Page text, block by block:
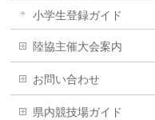
小学生登録ガイド
陸協主催大会案内
お問い合わせ
県内競技場ガイド